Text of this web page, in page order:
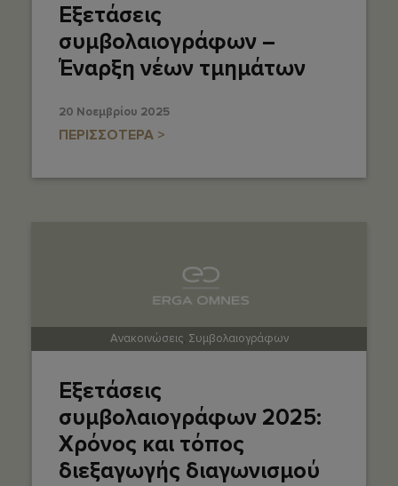
Eξετάσεις
συμβολαιογράφων –
Έναρξη νέων τμημάτων
20 Νοεμβρίου 2025
ΠΕΡΙΣΣΟΤΕΡΑ >
Ανακοινώσεις, Συμβολαιογράφων
Εξετάσεις
συμβολαιογράφων 2025:
Χρόνος και τόπος
διεξαγωγής διαγωνισμού